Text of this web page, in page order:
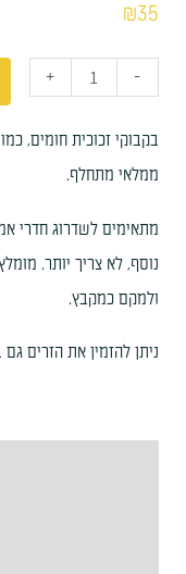
₪35
-
+
בקבוקי זכוכית חומים,
ממלאי מתחלף.
מתאימים לשדרוג חדרי
נוסף, לא צריך יותר.
ולמקם כמקבץ.
ניתן להזמין את הזרים